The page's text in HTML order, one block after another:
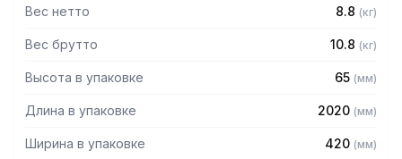
— Перфорированная
мм
— Болтовое соединение
Вес нетто 8.8 (кг)
Вес брутто 10.8 (кг)
Высота в упаковке 65 (мм)
Длина в упаковке 2020 (мм)
Ширина в упаковке 420 (мм)